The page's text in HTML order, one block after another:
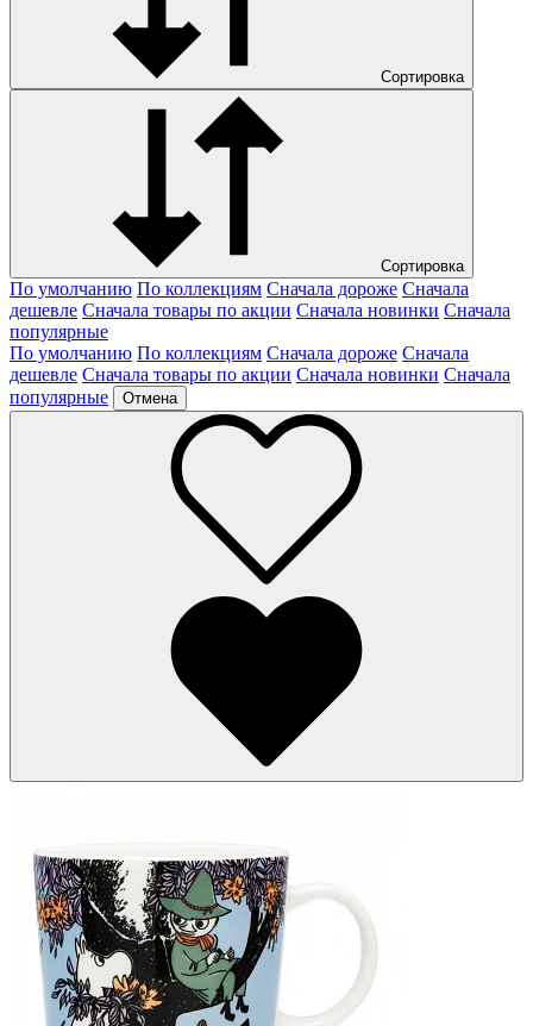
Сортировка
Сортировка
По умолчанию По коллекциям Сначала дороже Сначала
дешевле Сначала товары по акции Сначала новинки Сначала
популярные
По умолчанию По коллекциям Сначала дороже Сначала
дешевле Сначала товары по акции Сначала новинки Сначала
популярные
Отмена